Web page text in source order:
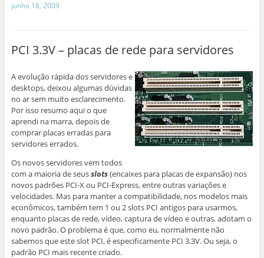
junho 18, 2009
PCI 3.3V – placas de rede para servidores
A evolução rápida dos servidores e
desktops, deixou algumas dúvidas
no ar sem muito esclarecimento.
Por isso resumo aqui o que
aprendi na marra, depois de
comprar placas erradas para
servidores errados.
Os novos servidores vem todos
com a maioria de seusslots(encaixes para placas de expansão) nos
novos padrões PCI-X ou PCI-Express, entre outras variações e
velocidades. Mas para manter a compatibilidade, nos modelos mais
econômicos, também tem 1 ou 2 slots PCI antigos para usarmos,
enquanto placas de rede, vídeo, captura de vídeo e outras, adotam o
novo padrão. O problema é que, como eu, normalmente não
sabemos que este slot PCI, é especificamente PCI 3.3V. Ou seja, o
padrão PCI mais recente criado.